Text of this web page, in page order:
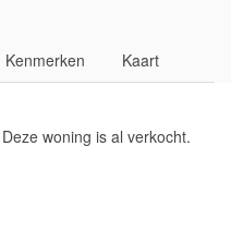
Kenmerken Kaart
woning is al verkocht.